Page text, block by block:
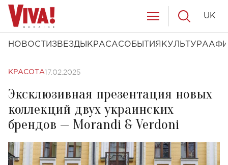
НОВОСТИ ЗВЕЗДЫ КРАСАСОБЫТИЯ КУЛЬТУРА
UK
КРАСОТА17.02.2025
Эксклюзивная презентация новых
коллекций двух украинских
брендов — Morandi & Verdoni